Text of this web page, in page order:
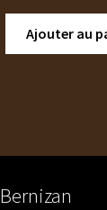
Ajouter au